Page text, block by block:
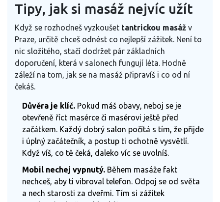
Tipy, jak si masáž nejvíc užít
Když se rozhodneš vyzkoušet tantrickou masáž v
Praze, určitě chceš odnést co nejlepší zážitek. Není to
nic složitého, stačí dodržet pár základních
doporučení, která v salonech fungují léta. Hodně
záleží na tom, jak se na masáž připravíš i co od ní
čekáš.
Důvěra je klíč. Pokud máš obavy, neboj se je
otevřeně říct masérce či masérovi ještě před
začátkem. Každý dobrý salon počítá s tím, že přijde
i úplný začátečník, a postup ti ochotně vysvětlí.
Když víš, co tě čeká, daleko víc se uvolníš.
Mobil nechej vypnutý. Během masáže fakt
nechceš, aby ti vibroval telefon. Odpoj se od světa
a nech starosti za dveřmi. Tím si zážitek